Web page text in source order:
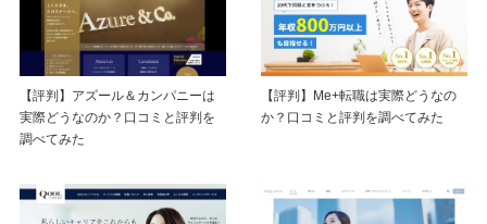
【評判】アズール＆カンパニーは
実際どうなのか？口コミと評判を
調べてみた
【評判】Me+転職は実際どうなの
か？口コミと評判を調べてみた